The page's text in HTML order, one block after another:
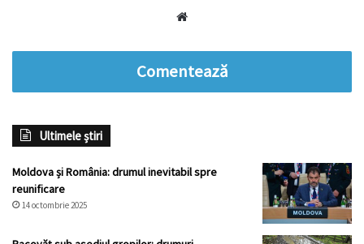
Comentează
Ultimele știri
Moldova și România: drumul inevitabil spre
reunificare
14 octombrie 2025